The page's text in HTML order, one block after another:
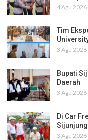
4 Agu 2026
Tim
3 Agu 2026
Bupati
Daerah
3 Agu 2026
Di Car
3 Agu 2026